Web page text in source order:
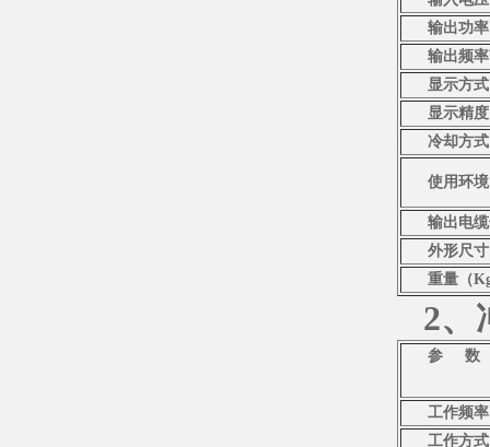
输出功
输出频
显示方式
显示精度
冷却方式
使用环境
输出电
外形尺
重量（
2、
参 数
工作频
工作方式